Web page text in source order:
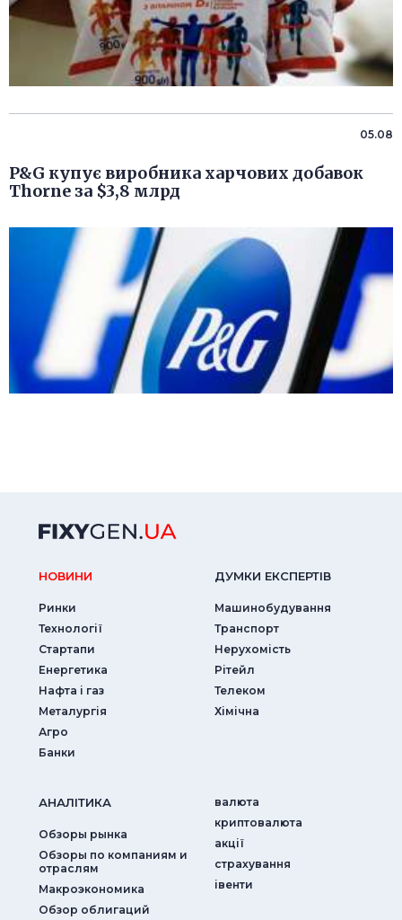
05.08
P&G купує виробника харчових добавок
Thorne за $3,8 млрд
НОВИНИ
Ринки
Технології
Стартапи
Енергетика
Нафта і газ
Металургія
Агро
Банки
ДУМКИ ЕКСПЕРТIВ
Машинобудування
Транспорт
Нерухомість
Рітейл
Телеком
Хімічна
АНАЛIТИКА
Обзоры рынка
Обзоры по компаниям и
отраслям
Макроэкономика
Обзор облигаций
валюта
криптовалюта
акції
страхування
iвенти